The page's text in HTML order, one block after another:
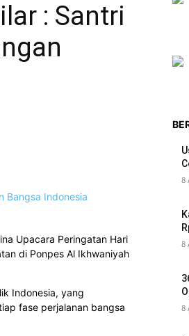
: Santri
Upacara Peringatan Hari
di Ponpes Al Ikhwaniyah
Indonesia, yang
fase perjalanan bangsa
8
8
8